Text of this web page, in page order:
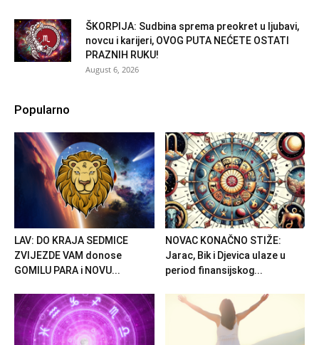
ŠKORPIJA: Sudbina sprema preokret u ljubavi,
novcu i karijeri, OVOG PUTA NEĆETE OSTATI
PRAZNIH RUKU!
August 6, 2026
Popularno
LAV: DO KRAJA SEDMICE
ZVIJEZDE VAM donose
GOMILU PARA i NOVU...
NOVAC KONAČNO STIŽE:
Jarac, Bik i Djevica ulaze u
period finansijskog...